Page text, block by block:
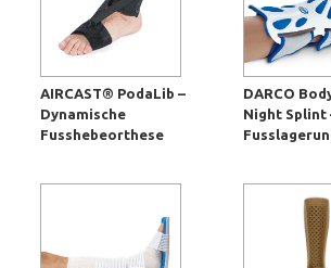
AIRCAST® PodaLib –
Dynamische
Fusshebeorthese
DARCO
Night Splint